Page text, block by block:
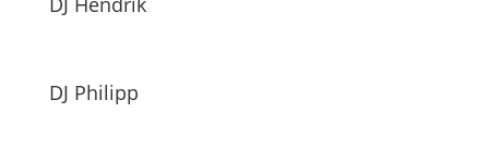
DJ Philipp